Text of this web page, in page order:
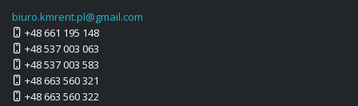
biuro.kmrent.pl@gmail.com
+48 661 195 148
+48 537 003 063
+48 537 003 583
+48 663 560 321
+48 663 560 322